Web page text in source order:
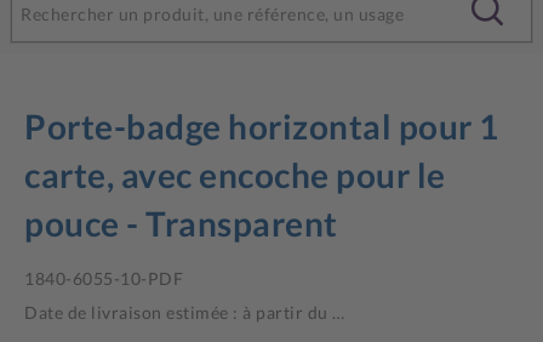
Porte-badge horizontal pour 1
carte, avec encoche pour le
pouce - Transparent
1840-6055-10-PDF
Date de livraison estimée : à partir du …